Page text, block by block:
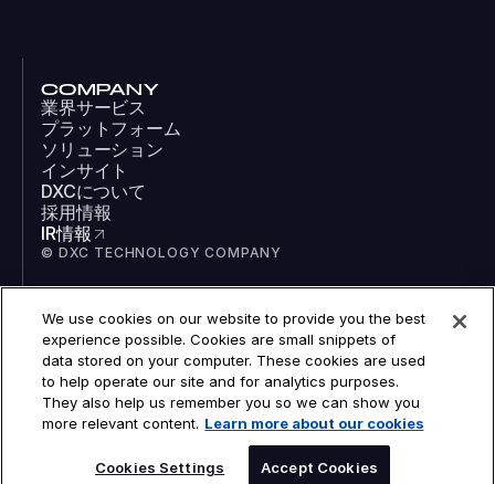
COMPANY
業界サービス
プラットフォーム
ソリューション
インサイト
DXCについて
採用情報
IR情報
© DXC TECHNOLOGY COMPANY
SOCIAL
LinkedIn
Facebook
Instagram
YouTube
COOKIES
We use cookies on our website to provide you the best
experience possible. Cookies are small snippets of
data stored on your computer. These cookies are used
to help operate our site and for analytics purposes.
They also help us remember you so we can show you
more relevant content. Learn more about our cookies
Cookies Settings Accept Cookies